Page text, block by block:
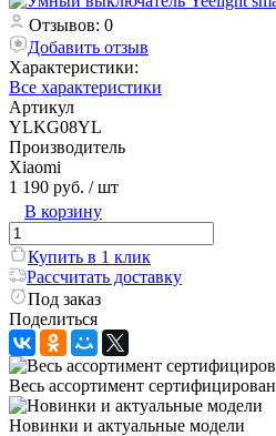
Отзывов: 0
Добавить отзыв
Характеристики:
Все характеристики
Артикул
YLKG08YL
Производитель
Xiaomi
1 190 руб. / шт
В корзину
Купить в 1 клик
Рассчитать доставку
Под заказ
Поделиться
Весь ассортимент сертифицирован
Новинки и актуальные модели